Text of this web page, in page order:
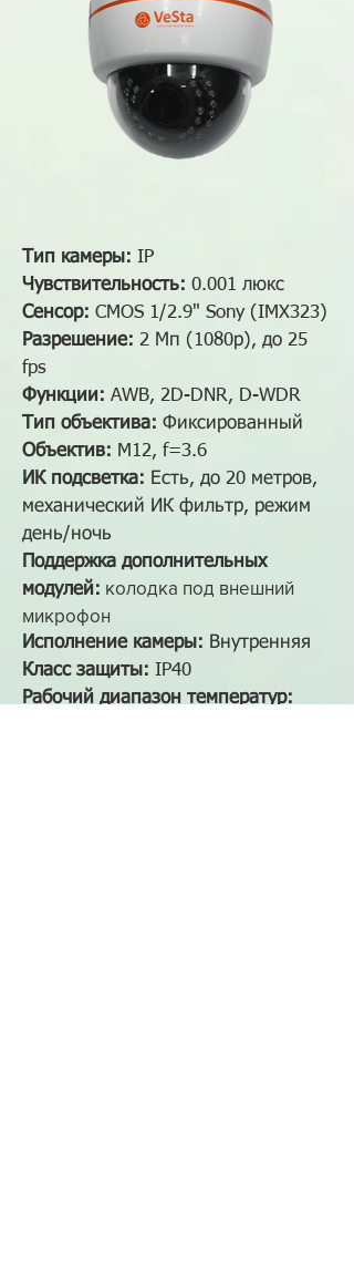
Тип камеры: IP
Чувствительность: 0.001 люкс
Сенсор: CMOS 1/2.9" Sony (IMX323)
Разрешение: 2 Мп (1080р), до 25
fps
Функции: AWB, 2D-DNR, D-WDR
Тип объектива: Фиксированный
Объектив: M12, f=3.6
ИК подсветка: Есть, до 20 метров,
механический ИК фильтр, режим
день/ночь
Поддержка дополнительных
модулей: колодка под внешний
микрофон
Исполнение камеры: Внутренняя
Класс защиты: IP40
Рабочий диапазон температур: